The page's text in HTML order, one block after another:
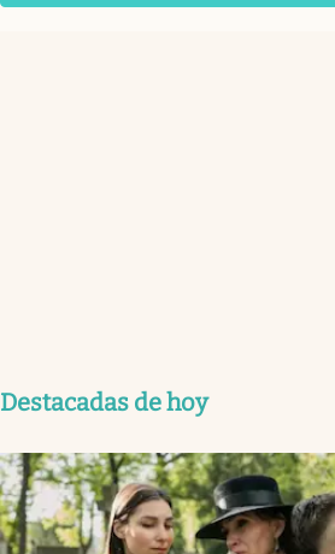
Destacadas de hoy